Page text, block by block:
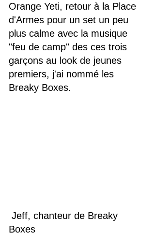
Orange Yeti, retour à la Place
d'Armes pour un set un peu
plus calme avec la musique
"feu de camp" des ces trois
garçons au look de jeunes
premiers, j'ai nommé les
Breaky Boxes.
Boxes